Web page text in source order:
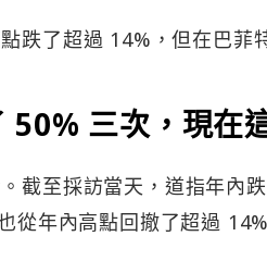
跌了超過 14%，但在巴菲
50% 三次，現在
截至採訪當天，道指年內
從年內高點回撤了超過 14%